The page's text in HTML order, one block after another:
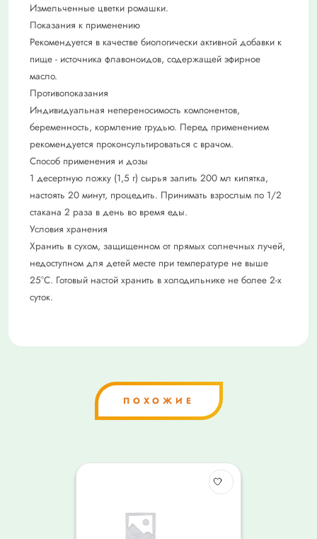
Измельченные цветки ромашки.
Показания к применению
Рекомендуется в качестве биологически активной добавки к
пище - источника флавоноидов, содержащей эфирное
масло.
Противопоказания
Индивидуальная непереносимость компонентов,
беременность, кормление грудью. Перед применением
рекомендуется проконсультироваться с врачом.
Способ применения и дозы
1 десертную ложку (1,5 г) сырья залить 200 мл кипятка,
настоять 20 минут, процедить. Принимать взрослым по 1/2
стакана 2 раза в день во время еды.
Условия хранения
Хранить в сухом, защищенном от прямых солнечных лучей,
недоступном для детей месте при температуре не выше
25°С. Готовый настой хранить в холодильнике не более 2-х
суток.
ПОХОЖИЕ